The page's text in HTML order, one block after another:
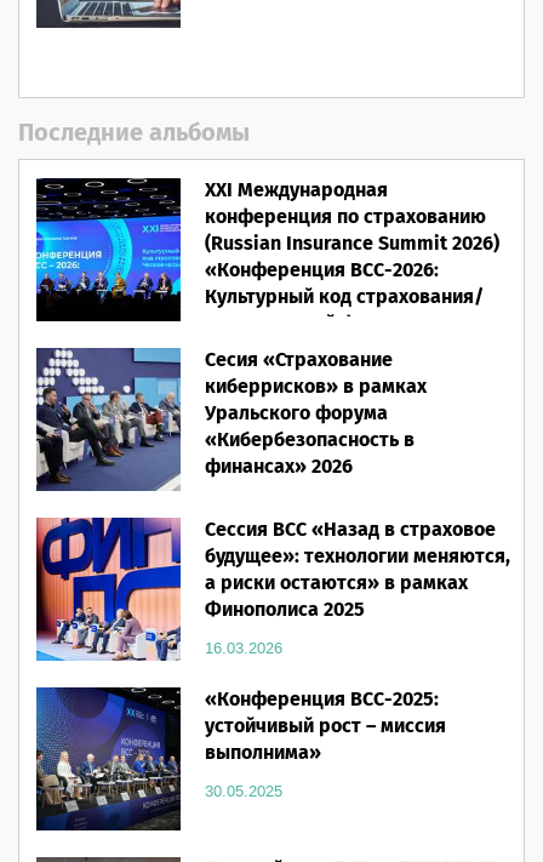
Последние альбомы
XXI Международная
конференция по страхованию
(Russian Insurance Summit 2026)
«Конференция ВСС-2026:
Культурный код страхования/
Человеческий фактор»
28.05.2026
Сесия «Страхование
киберрисков» в рамках
Уральского форума
«Кибербезопасность в
финансах» 2026
Сессия ВСС «Назад в страховое
будущее»: технологии меняются,
а риски остаются» в рамках
Финополиса 2025
16.03.2026
«Конференция ВСС-2025:
устойчивый рост – миссия
выполнима»
30.05.2025